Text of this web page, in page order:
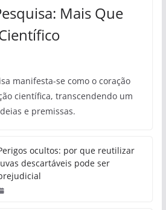
Mais Que
manifesta-se como o coração
científica, transcendendo um
e premissas.
ocultos: por que reutilizar
descartáveis pode ser